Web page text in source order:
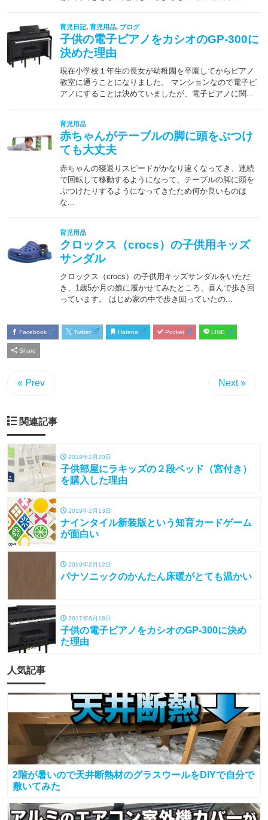
Facebook Twitter Hatena Pocket LINE
Share
« Prev Next »
関連記事
2019年2月20日
子供部屋にラキッズの２段ベッド（宮付き）
を購入した理由
2019年2月13日
ナインタイル新装版という知育カードゲーム
が面白い
2019年2月12日
パナソニックのかんたん床暖がとても温かい
2017年6月18日
子供の電子ピアノをカシオのGP-300に決め
た理由
人気記事
2階が暑いので天井断熱材のグラスウールをDIYで自分で
敷いてみた